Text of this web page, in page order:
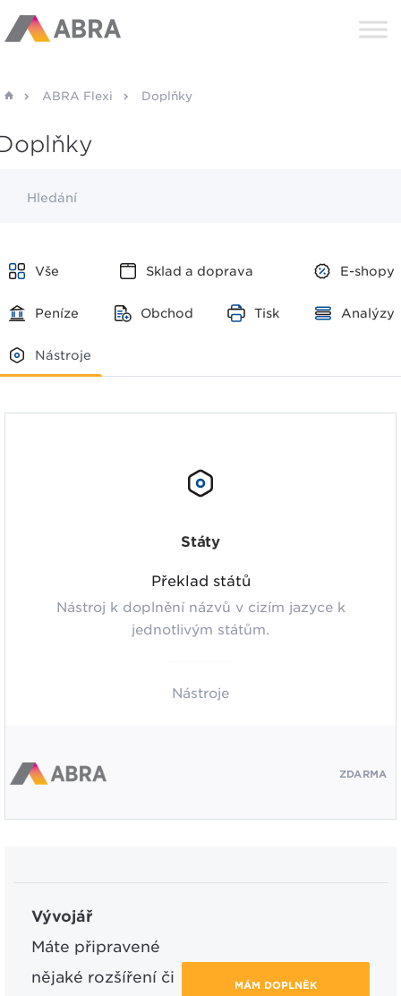
ABRA Flexi Doplňky
Hledání
Vše Sklad a doprava E-shopy
Peníze Obchod Tisk Analýzy
Nástroje
Státy
Překlad států
Nástroj k doplnění názvů v cizím jazyce k
jednotlivým státům.
Nástroje
ZDARMA
Vývojář
Máte připravené
nějaké rozšíření či
MÁM DOPLNĚK